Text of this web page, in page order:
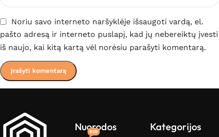
Noriu savo interneto naršyklėje išsaugoti vardą, el.
pašto adresą ir interneto puslapį, kad jų nebereiktų įvesti
iš naujo, kai kitą kartą vėl norėsiu parašyti komentarą.
Nuorodos
B2B Kategorijos